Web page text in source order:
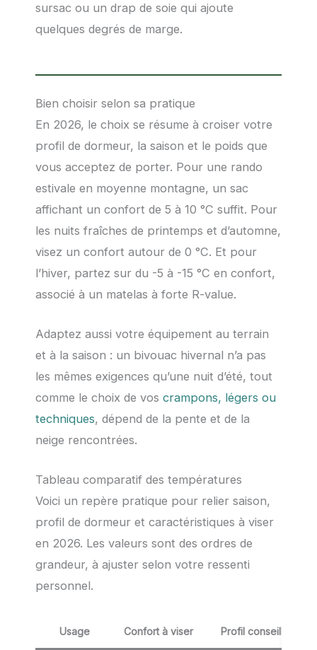
sursac ou un drap de soie qui ajoute
quelques degrés de marge.
Bien choisir selon sa pratique
En 2026, le choix se résume à croiser votre
profil de dormeur, la saison et le poids que
vous acceptez de porter. Pour une rando
estivale en moyenne montagne, un sac
affichant un confort de 5 à 10 °C suffit. Pour
les nuits fraîches de printemps et d’automne,
visez un confort autour de 0 °C. Et pour
l’hiver, partez sur du -5 à -15 °C en confort,
associé à un matelas à forte R-value.
Adaptez aussi votre équipement au terrain
et à la saison : un bivouac hivernal n’a pas
les mêmes exigences qu’une nuit d’été, tout
comme le choix de vos crampons, légers ou
techniques, dépend de la pente et de la
neige rencontrées.
Tableau comparatif des températures
Voici un repère pratique pour relier saison,
profil de dormeur et caractéristiques à viser
en 2026. Les valeurs sont des ordres de
grandeur, à ajuster selon votre ressenti
personnel.
Usage Confort à viser Profil conseillé